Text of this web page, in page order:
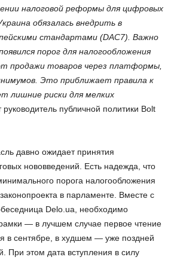
налоговой реформы для цифровых
обязалась внедрить в
стандартами (DAC7). Важно
порог для налогообложения
продажи товаров через платформы,
Это приближает правила к
лишние риски для мелких
публичной политики Bolt
давно ожидает принятия
нововведений. Есть надежда, что
порога налогообложения
в парламенте. Вместе с
Delo.ua, необходимо
— в лучшем случае первое чтение
в сентябре, в худшем — уже поздней
При этом дата вступления в силу